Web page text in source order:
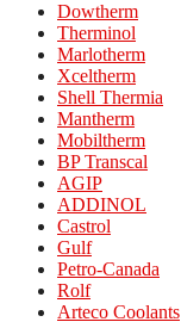
Dowtherm
Therminol
Marlotherm
Xceltherm
Shell Thermia
Mantherm
Mobiltherm
BP Transcal
AGIP
ADDINOL
Castrol
Gulf
Petro-Canada
Rolf
Arteco Coolants